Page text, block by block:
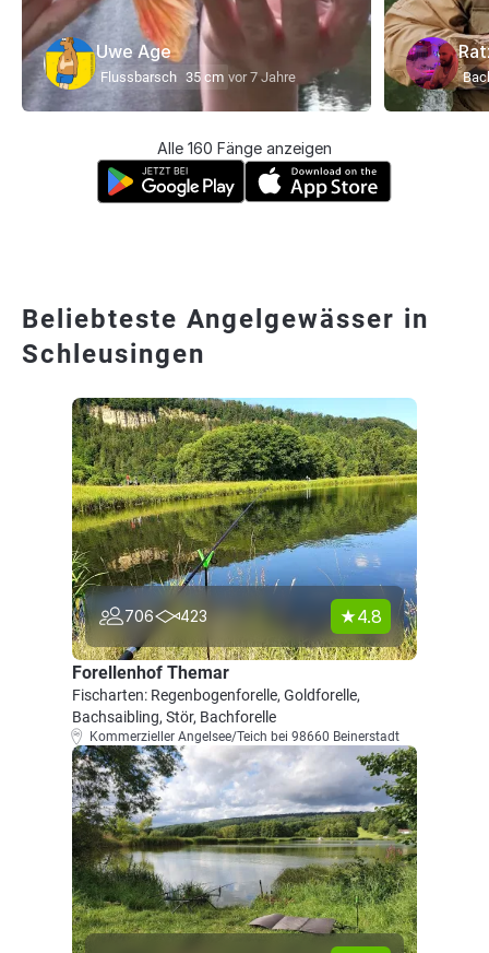
Uwe Age
Flussbarsch 35 cm vor 7 Jahre
Alle 160 Fänge anzeigen
Beliebteste Angelgewässer in
Schleusingen
706 423 4.8
Forellenhof Themar
Fischarten: Regenbogenforelle, Goldforelle,
Bachsaibling, Stör, Bachforelle
Kommerzieller Angelsee/Teich bei 98660 Beinerstadt